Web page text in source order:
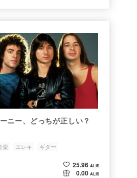
ニー、どっちが正しい？
楽 エレキ ギター
25.96 ALIS
0.00 ALIS